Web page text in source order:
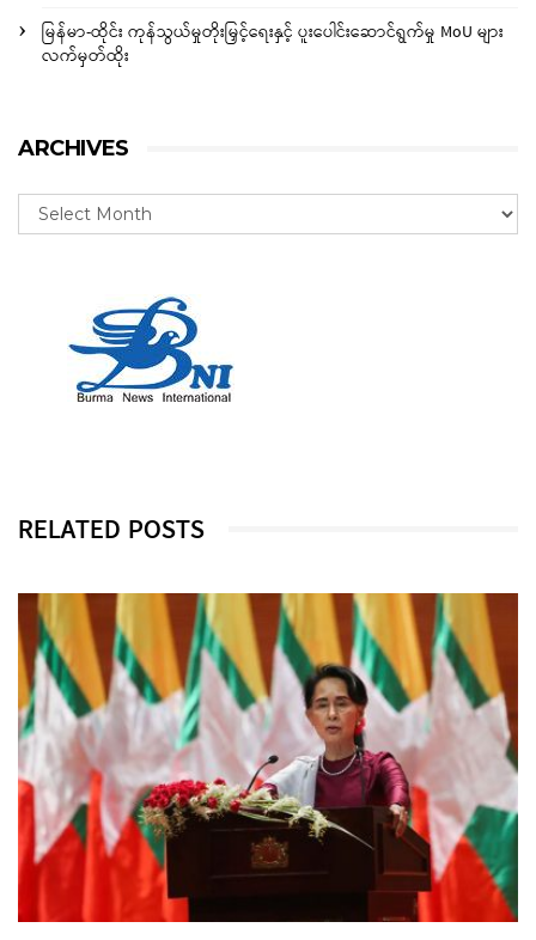
မြန်မာ-ထိုင်း ကုန်သွယ်မှုတိုးမြှင့်ရေးနှင့် ပူးပေါင်းဆောင်ရွက်မှု MoU များ
လက်မှတ်ထိုး
ARCHIVES
RELATED POSTS